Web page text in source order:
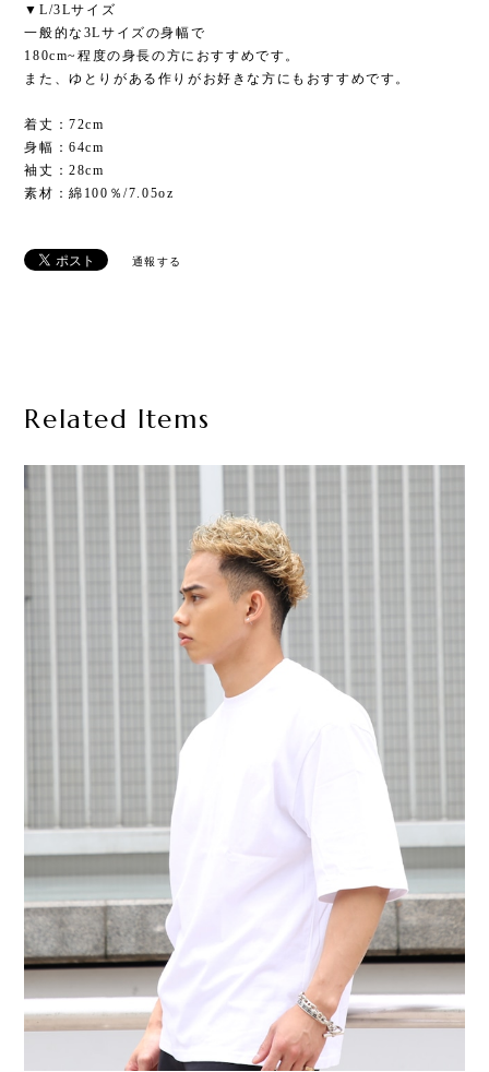
▼L/3Lサイズ
一般的な3Lサイズの身幅で
180cm~程度の身長の方におすすめです。
また、ゆとりがある作りがお好きな方にもおすすめです。
着丈：72cm
身幅：64cm
袖丈：28cm
素材：綿100％/7.05oz
通報する
Related Items